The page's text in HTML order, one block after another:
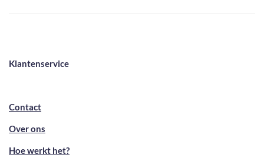
Klantenservice
Contact
Over ons
Hoe werkt het?